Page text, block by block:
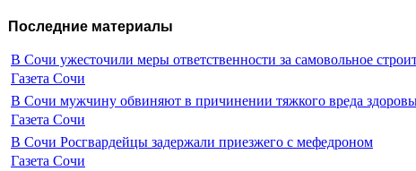
Последние материалы
В Сочи ужесточили меры ответственности за самовольное
Газета Сочи
В Сочи мужчину обвиняют в причинении тяжкого вреда
Газета Сочи
В Сочи Росгвардейцы задержали приезжего с мефедроном
Газета Сочи